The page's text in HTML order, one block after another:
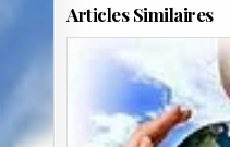
Articles Similaires
Posted
in